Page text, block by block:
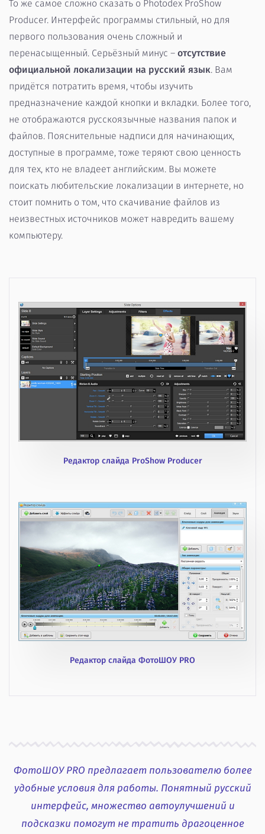
То же самое сложно сказать о Photodex ProShow
Producer. Интерфейс программы стильный, но для
первого пользования очень сложный и
перенасыщенный. Серьёзный минус – отсутствие
официальной локализации на русский язык. Вам
придётся потратить время, чтобы изучить
предназначение каждой кнопки и вкладки. Более того,
не отображаются русскоязычные названия папок и
файлов. Пояснительные надписи для начинающих,
доступные в программе, тоже теряют свою ценность
для тех, кто не владеет английским. Вы можете
поискать любительские локализации в интернете, но
стоит помнить о том, что скачивание файлов из
неизвестных источников может навредить вашему
компьютеру.
Редактор слайда ProShow Producer
Редактор слайда ФотоШОУ PRO
ФотоШОУ PRO предлагает пользователю более
удобные условия для работы. Понятный русский
интерфейс, множество автоулучшений и
подсказки помогут не тратить драгоценное